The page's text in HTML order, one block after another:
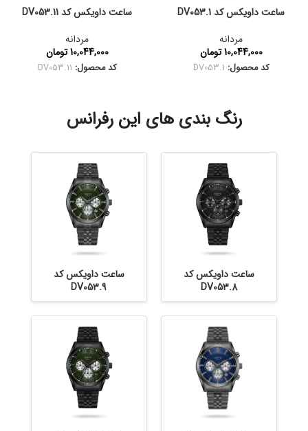
ساعت داویکس کد DV053.1
مردانه
10,044,000 تومان
کد محصول: DV053.1
ساعت داویکس کد DV053.11
مردانه
10,044,000 تومان
کد محصول: DV053.11
رنگ بندی های این رفرانس
ساعت داویکس کد
DV053.8
ساعت داویکس کد
DV053.9